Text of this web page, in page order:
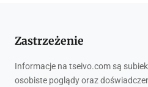
Zastrzeżenie
Informacje na tseivo.com są
osobiste poglądy oraz